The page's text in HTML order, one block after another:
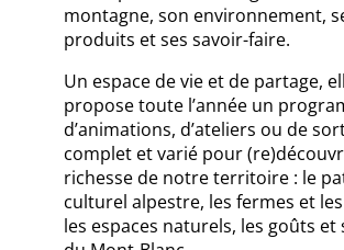
montagne, son environnement,
produits et ses savoir-faire.
Un espace de vie et de partage,
propose toute l’année un
d’animations, d’ateliers ou de
complet et varié pour
richesse de notre territoire : le
culturel alpestre, les fermes et
les espaces naturels, les goûts et